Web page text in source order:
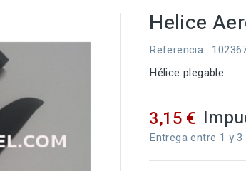
Helice
Referencia :
Hélice plegable
3,15 €
Entrega entre 1 y 3